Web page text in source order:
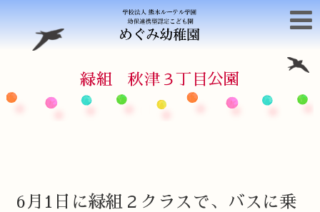
緑組 秋津３丁目公園
6月1日に緑組２クラスで、バスに乗